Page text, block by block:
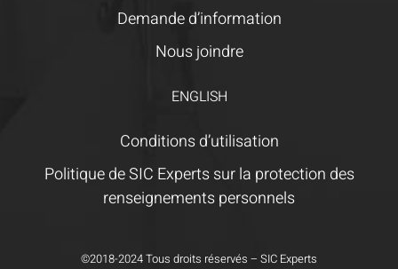
Demande d’information
Nous joindre
ENGLISH
Conditions d’utilisation
Politique de SIC Experts sur la protection des
renseignements personnels
©2018-2024 Tous droits réservés – SIC Experts